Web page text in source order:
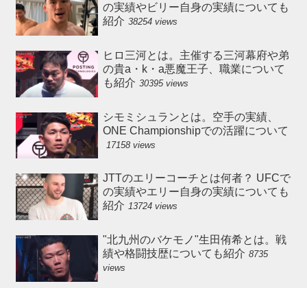
の実績やビリー自身の実績についても
紹介 38254 views
ヒロ三河とは。主催する三河幕府や弟
の貴a・k・a悪魔王子、職業について
も紹介 30395 views
シモミシュランとは。空手の実績、
ONE Championshipでの活躍について
17158 views
JTTのエリーコーチとは何者？ UFCで
の実績やエリー自身の実績についても
紹介 13724 views
"北九州のバケモノ"生田侑希とは。戦
績や格闘技歴についても紹介 8735
views